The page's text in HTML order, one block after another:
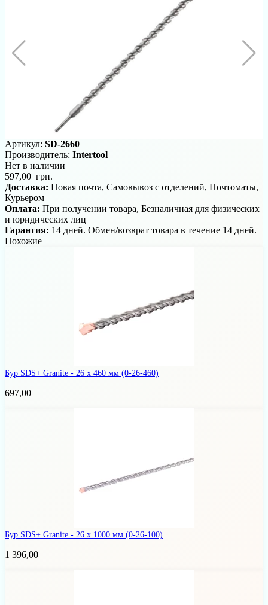
Артикул: SD-2660
Производитель: Intertool
Нет в наличии
597,00 грн.
Доставка: Новая почта, Самовывоз с отделений, Почтоматы,
Курьером
Оплата: При получении товара, Безналичная для физических
и юридических лиц
Гарантия: 14 дней. Обмен/возврат товара в течение 14 дней.
Похожие
Бур SDS+ Granite - 26 х 460 мм (0-26-460)
697,00
Бур SDS+ Granite - 26 x 1000 мм (0-26-100)
1 396,00